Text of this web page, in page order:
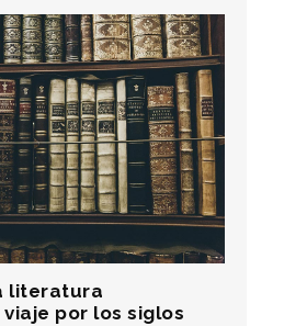
literatura
por los siglos